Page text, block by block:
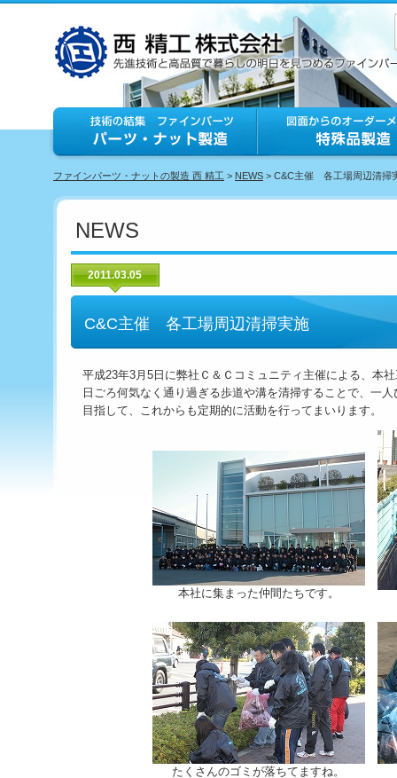
ファインパーツ・ナットの製造 西 精工 > NEWS > C&C主催 各工場周辺清掃
NEWS
2011.03.05
C&C主催 各工場周辺清掃実施
平成23年3月5日に弊社Ｃ＆Ｃコミュニティ主催による、本
日ごろ何気なく通り過ぎる歩道や溝を清掃することで、一
目指して、これからも定期的に活動を行ってまいります。
本社に集まった仲間たちです。
たくさんのゴミが落ちてますね。